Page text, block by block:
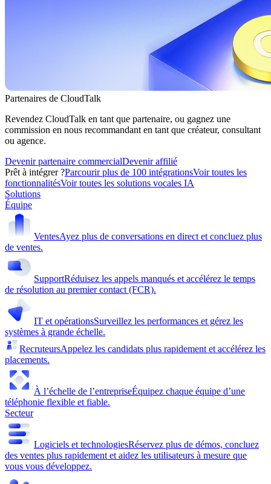
Partenaires de CloudTalk
Revendez CloudTalk en tant que partenaire, ou gagnez une
commission en nous recommandant en tant que créateur, consultant
ou agence.
Devenir partenaire commercialDevenir affilié
Prêt à intégrer ?Parcourir plus de 100 intégrationsVoir toutes les
fonctionnalitésVoir toutes les solutions vocales IA
Solutions
Équipe
VentesAyez plus de conversations en direct et concluez plus
de ventes.
SupportRéduisez les appels manqués et accélérez le temps
de résolution au premier contact (FCR).
IT et opérationsSurveillez les performances et gérez les
systèmes à grande échelle.
RecruteursAppelez les candidats plus rapidement et accélérez les
placements.
À l’échelle de l’entrepriseÉquipez chaque équipe d’une
téléphonie flexible et fiable.
Secteur
Logiciels et technologiesRéservez plus de démos, concluez
des ventes plus rapidement et aidez les utilisateurs à mesure que
vous vous développez.